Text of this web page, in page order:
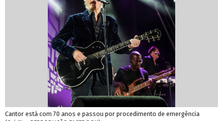
Cantor está com 70 anos e passou por procedimento de emergência